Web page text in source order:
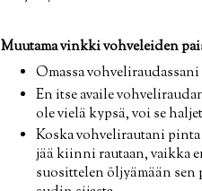
Muutama vinkki vohveleiden
Omassa
En itse availe
ole vielä kypsä, voi se
Koska vohvelirautani
jää kiinni rautaan, vaikka
suosittelen öljyämään